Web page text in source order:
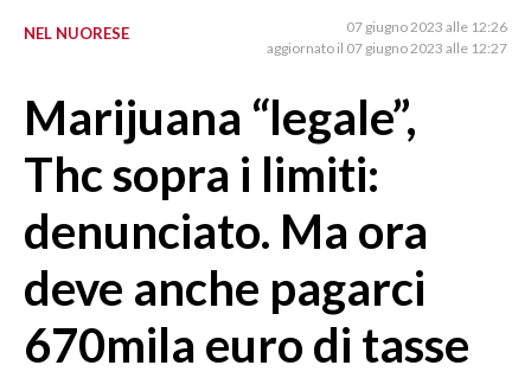
SULCIS IGLESIENTE
SASSARI E PROVINCIA
GALLURA
NUORO E PROVINCIA
OGLIASTRA
AGENDA
CRONACA
ITALIA
NEL NUORESE
07 giugno 2023 alle 12:26
aggiornato il 07 giugno 2023 alle 12:27
Marijuana “legale”,
Thc sopra i limiti:
denunciato. Ma ora
deve anche pagarci
670mila euro di tasse